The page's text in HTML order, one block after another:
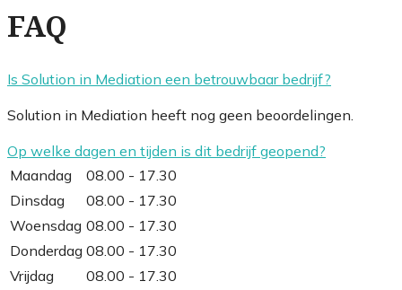
FAQ
Is Solution in Mediation een betrouwbaar bedrijf?
Solution in Mediation heeft nog geen beoordelingen.
Op welke dagen en tijden is dit bedrijf geopend?
Maandag
08.00 - 17.30
Dinsdag
08.00 - 17.30
Woensdag 08.00 - 17.30
Donderdag 08.00 - 17.30
Vrijdag
08.00 - 17.30